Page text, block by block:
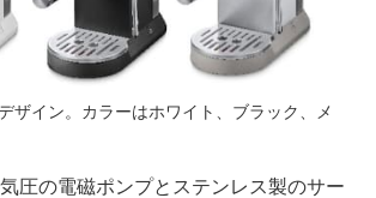
ザイン。カラーはホワイト、ブラック、メ
圧の電磁ポンプとステンレス製のサー